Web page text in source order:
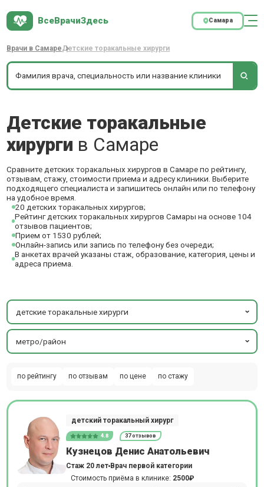
ВсеВрачиЗдесь Самара
Врачи в СамареДетские торакальные хирурги
Детские торакальные
хирурги в Самаре
Сравните детских торакальных хирургов в Самаре по рейтингу,
отзывам, стажу, стоимости приема и адресу клиники. Выберите
подходящего специалиста и запишитесь онлайн или по телефону
на удобное время.
20 детских торакальных хирургов;
Рейтинг детских торакальных хирургов Самары на основе 104
отзывов пациентов;
Прием от 1530 рублей;
Онлайн-запись или запись по телефону без очереди;
В анкетах врачей указаны стаж, образование, категория, цены и
адреса приема.
детские торакальные хирурги
метро/район
по рейтингу по отзывам по цене по стажу
детский торакальный хирург
4.8 37 отзывов
Кузнецов Денис Анатольевич
Стаж 20 лет Врач первой категории
Стоимость приёма в клинике: 2500₽